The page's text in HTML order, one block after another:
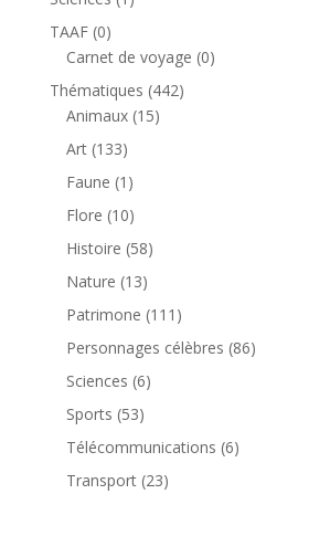
TAAF 00
produit
Carnet de voyage 00
Thématiques 442442
Animaux 1515
Art 133133
produits
Faune 1 1
produit
Flore 1010
produits
Histoire 5858
Nature 1313
produits
Patrimone 111 111
produits
Personnages célèbres 8686
Sciences 66
Sports 5353
produits
Télécommunications 66
Transport 2323